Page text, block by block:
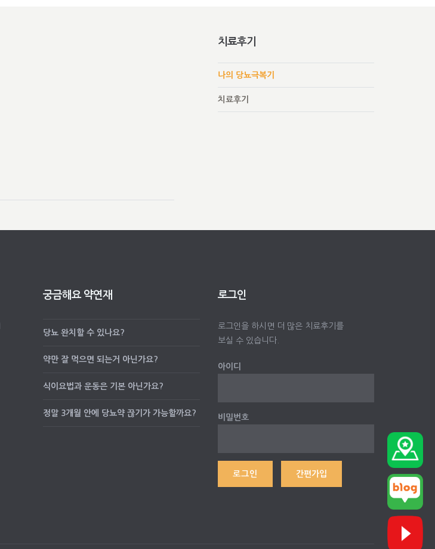
치료후기
나의 당뇨극복기
치료후기
궁금해요 약연재
당뇨 완치할 수 있나요?
약만 잘 먹으면 되는거 아닌가요?
식이요법과 운동은 기본 아닌가요?
정말 3개월 안에 당뇨약 끊기가 가능할까요?
로그인
로그인을 하시면 더 많은 치료후기를
보실 수 있습니다.
아이디
비밀번호
간편가입